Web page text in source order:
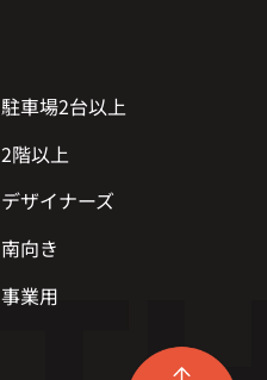
駐車場2台以上
2階以上
デザイナーズ
南向き
事業用